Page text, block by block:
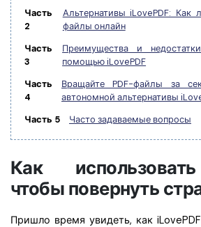
Здравоохранение
Финансы
Правительство
Издательство
Фрилансер
Все Функции PDF
Часть
2
Альтернативы iLovePDF: Как
файлы онлайн
Часть
3
Преимущества и
помощью iLovePDF
Часть
4
Вращайте PDF-файлы за
автономной альтернативы
Часть 5
Часто задаваемые вопросы
Как
чтобы повернуть
Пришло время увидеть, как